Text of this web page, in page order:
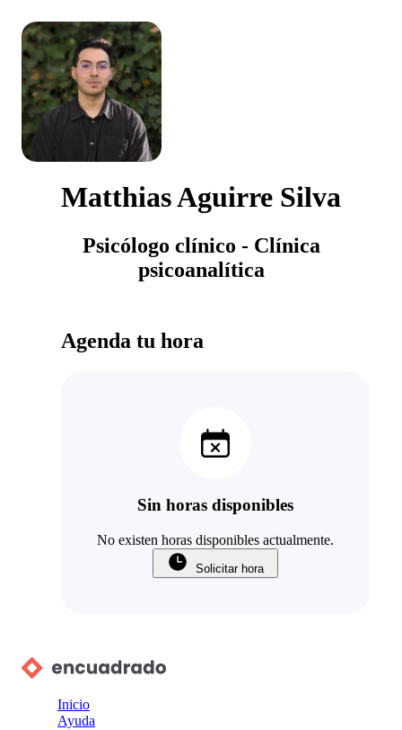
Matthias Aguirre Silva
Psicólogo clínico - Clínica
psicoanalítica
Agenda tu hora
Sin horas disponibles
No existen horas disponibles actualmente.
Solicitar hora
Inicio
Ayuda